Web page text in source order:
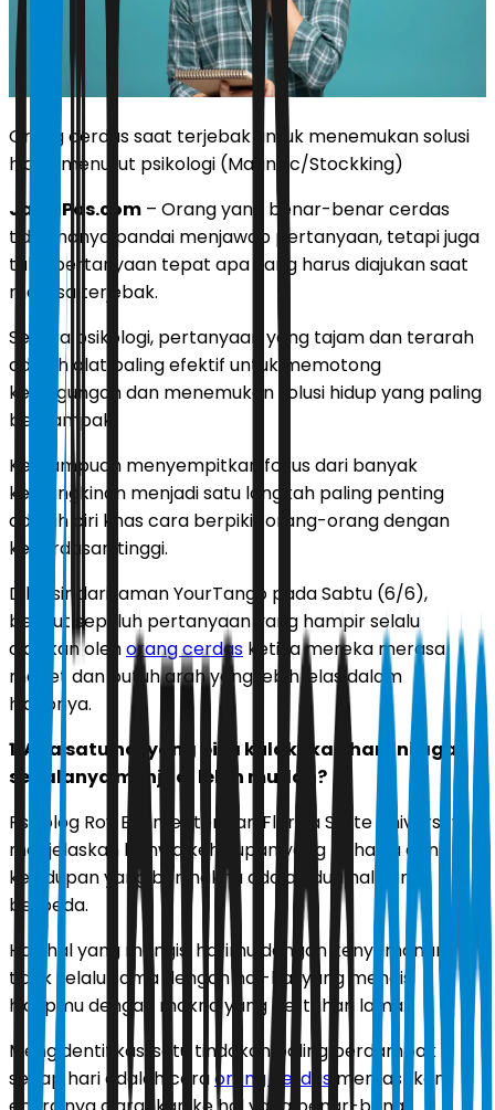
Orang cerdas saat terjebak untuk menemukan solusi
hidup menurut psikologi (Magnific/Stockking)
JawaPos.com – Orang yang benar-benar cerdas
tidak hanya pandai menjawab pertanyaan, tetapi juga
tahu pertanyaan tepat apa yang harus diajukan saat
merasa terjebak.
Secara psikologi, pertanyaan yang tajam dan terarah
adalah alat paling efektif untuk memotong
kebingungan dan menemukan solusi hidup yang paling
berdampak.
Kemampuan menyempitkan fokus dari banyak
kemungkinan menjadi satu langkah paling penting
adalah ciri khas cara berpikir orang-orang dengan
kecerdasan tinggi.
Dilansir dari lamanYourTango pada Sabtu (6/6),
berikut sepuluh pertanyaan yang hampir selalu
diajukan olehorang cerdas ketika mereka merasa
macet dan butuh arah yang lebih jelas dalam
hidupnya.
1. Apa satu hal yang bisa kulakukan hari ini agar
segalanya menjadi lebih mudah?
Psikolog Roy Baumeister dari Florida State University
menjelaskan bahwa kehidupan yang bahagia dan
kehidupan yang bermakna adalah dua hal yang
berbeda.
Hal-hal yang mengisi harimu dengan kenyamanan
tidak selalu sama dengan hal-hal yang mengisi
hidupmu dengan makna yang bertahan lama.
Mengidentifikasi satu tindakan paling berdampak
setiap hari adalah caraorang cerdas memastikan